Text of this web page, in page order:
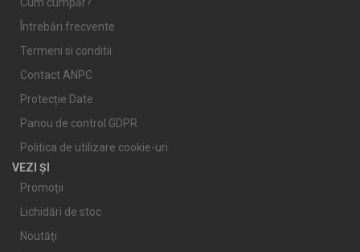
Întrebări frecvente
Termeni si conditii
Contact ANPC
Protecție Date
Panou de control GDPR
Politica de utilizare cookie-uri
VEZI ȘI
Promoţii
Lichidări de stoc
Noutăţi